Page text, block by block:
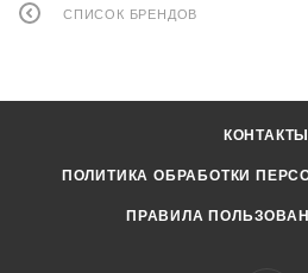
СПИСОК БРЕНДОВ
КОНТАКТЫ
ПОЛИТИКА ОБРАБОТКИ
ПРАВИЛА